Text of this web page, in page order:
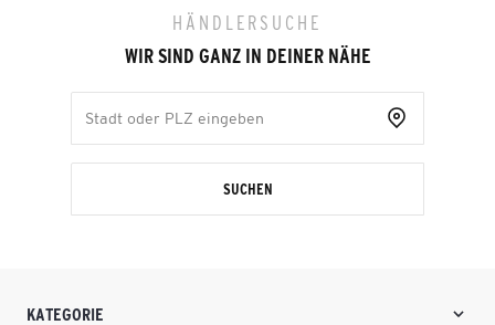
HÄNDLERSUCHE
WIR SIND GANZ IN DEINER NÄHE
SUCHEN
KATEGORIE